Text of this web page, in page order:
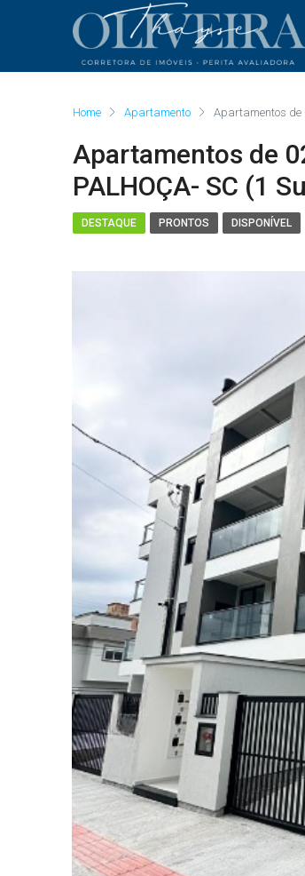
Home Apartamento Apartamentos de
Apartamentos de
PALHOÇA- SC (1
DESTAQUE PRONTOS DISPONÍVEL